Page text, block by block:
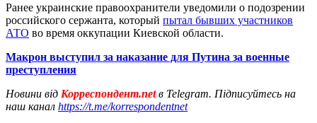
Ранее украинские правоохранители уведомили о подозрении
российского сержанта, который пытал бывших участников
АТО во время оккупации Киевской области.
Макрон выступил за наказание для Путина за военные
преступления
Новини від Корреспондент.netв Telegram. Підписуйтесь на
наш канал https://t.me/korrespondentnet